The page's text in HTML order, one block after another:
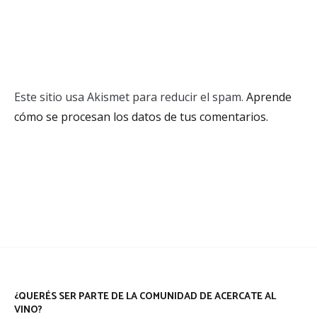
Este sitio usa Akismet para reducir el spam. Aprende
cómo se procesan los datos de tus comentarios.
¿QUERÉS SER PARTE DE LA COMUNIDAD DE ACERCATE AL
VINO?